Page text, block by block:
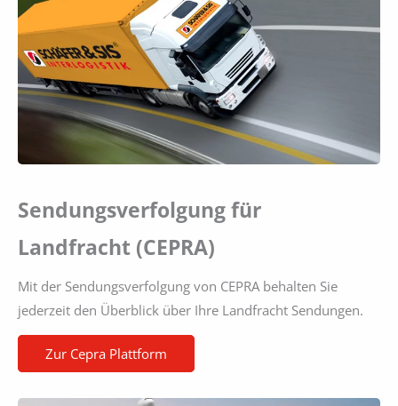
Sendungsverfolgung für
Landfracht (CEPRA)
Mit der Sendungsverfolgung von CEPRA behalten Sie
jederzeit den Überblick über Ihre Landfracht Sendungen.
Zur Cepra Plattform